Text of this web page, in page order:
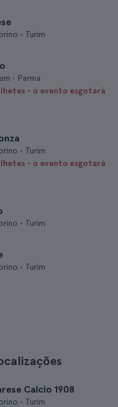
• Turim
• Parma
- o evento esgotará
• Turim
- o evento esgotará
• Turim
• Turim
Calcio 1908
• Turim